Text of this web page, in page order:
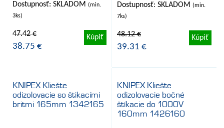
Dostupnosť: SKLADOM (min.
3ks)
47.42 €
38.75 €
Kúpiť
Dostupnosť: SKLADOM (min.
7ks)
48.12 €
39.31 €
Kúpiť
KNIPEX Kliešte
odizolovacie so štikacími
britmi 165mm 1342165
KNIPEX Kliešte
odizolovacie bočné
štíkacie do 1000V
160mm 1426160